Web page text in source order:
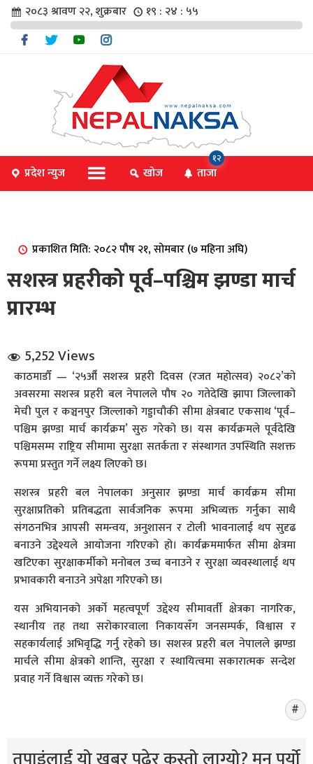
संवाद
२०८३ श्रावण २२, शुक्रबार १९ : २४ : ५५
प्रदेश न्युज खोज ताजा
१२
प्रकाशित मिति: २०८२ पौष २१, सोमबार (७ महिना अघि)
सशस्त्र प्रहरीको पूर्व–पश्चिम झण्डा मार्च
प्रारम्भ
5,252 Views
काठमाडौँ — ‘२५औँ सशस्त्र प्रहरी दिवस (रजत महोत्सव) २०८२’को
अवसरमा सशस्त्र प्रहरी बल नेपालले पौष २० गतेदेखि झापा जिल्लाको
मेची पुल र कञ्चनपुर जिल्लाको गड्डाचौकी सीमा क्षेत्रबाट एकसाथ ‘पूर्व–
पश्चिम झण्डा मार्च कार्यक्रम’ सुरु गरेको छ। यस कार्यक्रमले पूर्वदेखि
पश्चिमसम्म राष्ट्रिय सीमामा सुरक्षा सतर्कता र संस्थागत उपस्थिति सशक्त
रूपमा प्रस्तुत गर्ने लक्ष्य लिएको छ।
सशस्त्र प्रहरी बल नेपालका अनुसार झण्डा मार्च कार्यक्रम सीमा
सुरक्षाप्रतिको प्रतिबद्धता सार्वजनिक रूपमा अभिव्यक्त गर्नुका साथै
संगठनभित्र आपसी समन्वय, अनुशासन र टोली भावनालाई थप सुदृढ
बनाउने उद्देश्यले आयोजना गरिएको हो। कार्यक्रममार्फत सीमा क्षेत्रमा
खटिएका सुरक्षाकर्मीको मनोबल उच्च बनाउने र सुरक्षा व्यवस्थालाई थप
प्रभावकारी बनाउने अपेक्षा गरिएको छ।
यस अभियानको अर्को महत्वपूर्ण उद्देश्य सीमावर्ती क्षेत्रका नागरिक,
स्थानीय तह तथा सरोकारवाला निकायसँग जनसम्पर्क, विश्वास र
सहकार्यलाई अभिवृद्धि गर्नु रहेको छ। सशस्त्र प्रहरी बल नेपालले झण्डा
मार्चले सीमा क्षेत्रको शान्ति, सुरक्षा र स्थायित्वमा सकारात्मक सन्देश
प्रवाह गर्ने विश्वास व्यक्त गरेको छ।